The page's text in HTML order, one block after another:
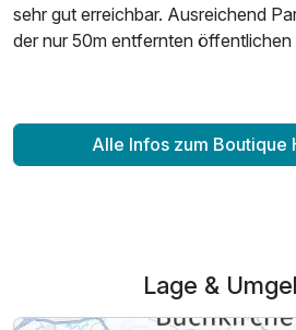
sehr gut erreichbar. Ausreichend
der nur 50m entfernten
Alle Infos zum Boutique
Lage &